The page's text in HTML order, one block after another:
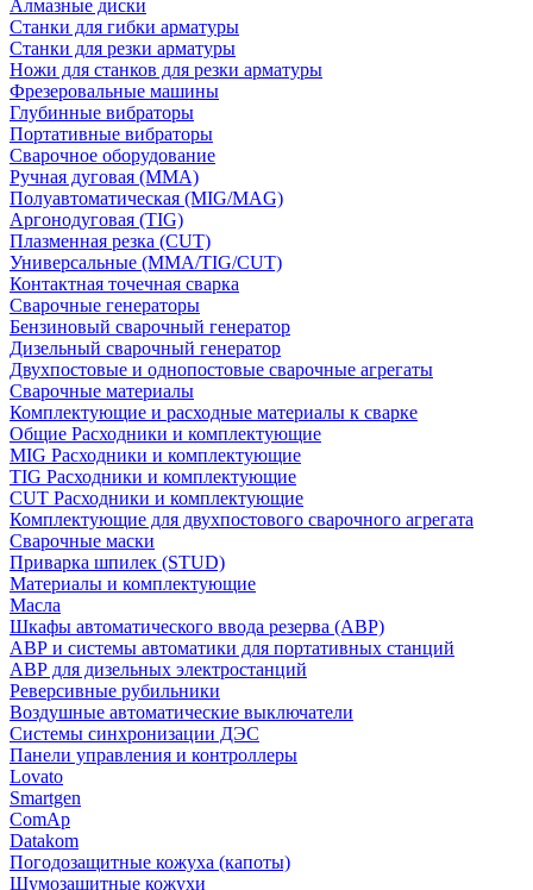
Алмазные диски
Станки для гибки арматуры
Станки для резки арматуры
Ножи для станков для резки арматуры
Фрезеровальные машины
Глубинные вибраторы
Портативные вибраторы
Сварочное оборудование
Ручная дуговая (MMA)
Полуавтоматическая (MIG/MAG)
Аргонодуговая (TIG)
Плазменная резка (CUT)
Универсальные (MMA/TIG/CUT)
Контактная точечная сварка
Сварочные генераторы
Бензиновый сварочный генератор
Дизельный сварочный генератор
Двухпостовые и однопостовые сварочные агрегаты
Сварочные материалы
Комплектующие и расходные материалы к сварке
Общие Расходники и комплектующие
MIG Расходники и комплектующие
TIG Расходники и комплектующие
CUT Расходники и комплектующие
Комплектующие для двухпостового сварочного агрегата
Сварочные маски
Приварка шпилек (STUD)
Материалы и комплектующие
Масла
Шкафы автоматического ввода резерва (АВР)
АВР и системы автоматики для портативных станций
АВР для дизельных электростанций
Реверсивные рубильники
Воздушные автоматические выключатели
Системы синхронизации ДЭС
Панели управления и контроллеры
Lovato
Smartgen
ComAp
Datakom
Погодозащитные кожуха (капоты)
Шумозащитные кожухи